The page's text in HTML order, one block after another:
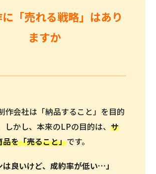
「売れる戦略」はあり
ますか
作会社は「納品すること」を目的
しかし、本来のLPの目的は、サ
品を「売ること」です。
は良いけど、成約率が低い…」